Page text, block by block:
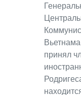
принял